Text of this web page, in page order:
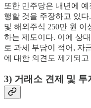
또한 민주당은 내년에
행할 것을 주장하고 있
및 해외주식 250만 원 이
하는 제도이다. 이에 상
로 과세 부담이 적어, 자
에 대한 의견도 제기되고
3) 거래소 견제 및 투